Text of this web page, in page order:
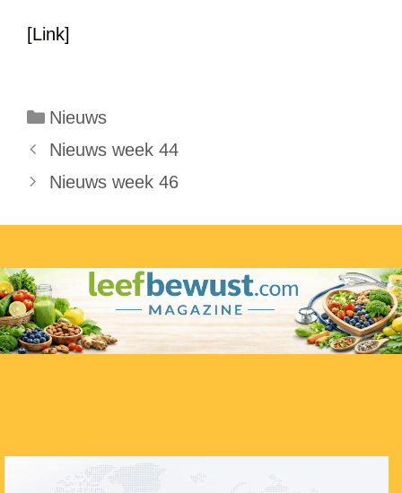
[Link]
Categorieën
Nieuws
Nieuws week 44
Nieuws week 46